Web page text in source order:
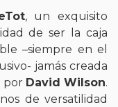
, un exquisito
de ser la caja
–siempre en el
jamás creada
por David Wilson.
de versatilidad